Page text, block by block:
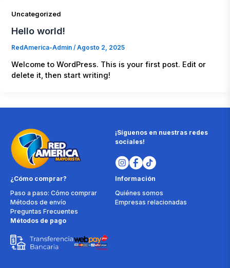
Uncategorized
Hello world!
RedAmerica-Admin / Agosto 2, 2025
Welcome to WordPress. This is your first post. Edit or
delete it, then start writing!
¡Síguenos en nuestras redes
sociales!
¿Cómo comprar?
Paso a paso: Cómo comprar
Métodos de envío
Preguntas Frecuentes
Información
Quiénes somos
Empresas relacionadas
Métodos de pago